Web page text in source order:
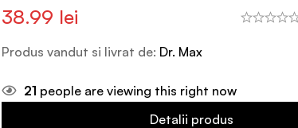
38.99 lei
Produs vandut si livrat de: Dr. Max
21 people are viewing this right now
Detalii produs